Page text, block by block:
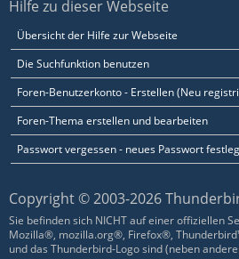
Hilfe zu dieser Webseite
Übersicht der Hilfe zur Webseite
Die Suchfunktion benutzen
Foren-Benutzerkonto - Erstellen (Neu
Foren-Thema erstellen und bearbeiten
Passwort vergessen - neues Passwort
Copyright © 2003-2026
Sie befinden sich NICHT auf einer offiziellen
Mozilla®, mozilla.org®, Firefox®,
und das Thunderbird-Logo sind (neben